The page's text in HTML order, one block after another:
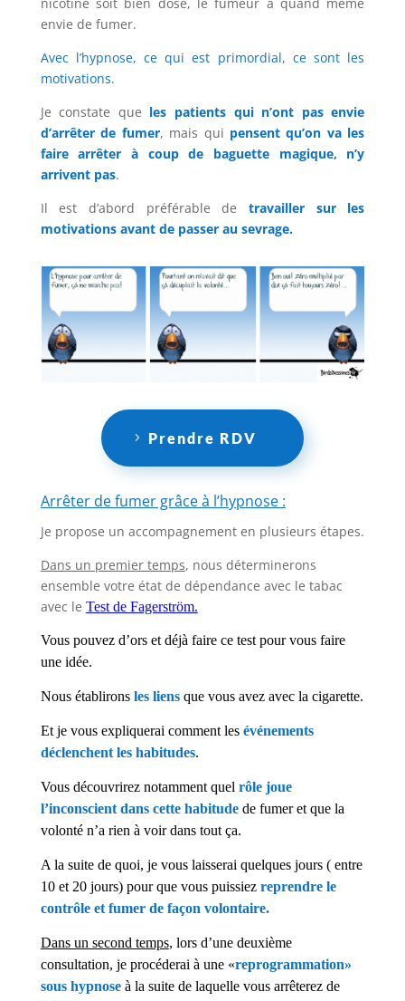
envie de fumer.
Avec l’hypnose, ce qui est primordial, ce sont les
motivations.
Je constate que les patients qui n’ont pas envie
d’arrêter de fumer, mais qui pensent qu’on va les
faire arrêter à coup de baguette magique, n’y
arrivent pas.
Il est d’abord préférable de travailler sur les
motivations avant de passer au sevrage.
Prendre RDV
Arrêter de fumer grâce à l’hypnose :
Je propose un accompagnement en plusieurs étapes.
Dans un premier temps, nous déterminerons
ensemble votre état de dépendance avec le tabac
avec le Test de Fagerström.
Vous pouvez d’ors et déjà faire ce test pour vous faire
une idée.
Nous établirons les liensque vous avez avec la cigarette.
Et je vous expliquerai comment les événements
déclenchent les habitudes.
Vous découvrirez notamment quel rôle joue
l’inconscient dans cette habitudede fumer et que la
volonté n’a rien à voir dans tout ça.
A la suite de quoi, je vous laisserai quelques jours ( entre
10 et 20 jours) pour que vous puissiez reprendre le
contrôle et fumer de façon volontaire.
Dans un second temps, lors d’une deuxième
consultation, je procéderai à une «reprogrammation»
sous hypnoseà la suite de laquelle vous arrêterez de